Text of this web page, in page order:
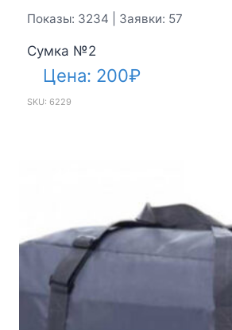
Показы: 3234 | Заявки: 57
Сумка №2
Цена: 200₽
SKU: 6229